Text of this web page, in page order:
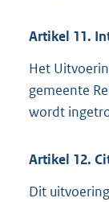
Artikel 11.
Het
gemeente
wordt
Artikel 12.
Dit